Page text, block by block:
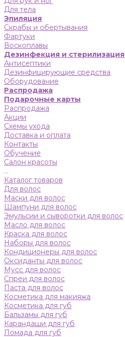
Для тела
Эпиляция
Скрабы и обертывания
Фартуки
Воскоплавы
Дезинфекция и стерилизация
Антисептики
Дезинфицирующие средства
Оборудование
Распродажа
Подарочные карты
Распродажа
Акции
Схемы ухода
Доставка и оплата
Контакты
Обучение
Салон красоты
...
Каталог товаров
Для волос
Маски для волос
Шампуни для волос
Эмульсии и сыворотки для волос
Масло для волос
Краска для волос
Наборы для волос
Кондиционеры для волос
Оксиданты для волос
Мусс для волос
Спреи для волос
Паста для волос
Косметика для макияжа
Косметика для губ
Бальзамы для губ
Карандаши для губ
Помада для губ